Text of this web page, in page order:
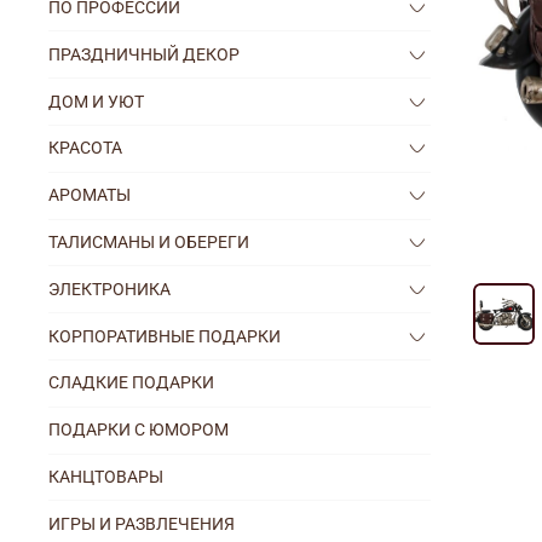
ПО ПРОФЕССИИ
ПРАЗДНИЧНЫЙ ДЕКОР
ДОМ И УЮТ
КРАСОТА
АРОМАТЫ
ТАЛИСМАНЫ И ОБЕРЕГИ
ЭЛЕКТРОНИКА
КОРПОРАТИВНЫЕ ПОДАРКИ
СЛАДКИЕ ПОДАРКИ
ПОДАРКИ С ЮМОРОМ
КАНЦТОВАРЫ
ИГРЫ И РАЗВЛЕЧЕНИЯ